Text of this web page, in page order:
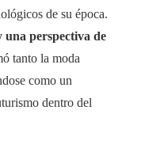
de su época.
perspectiva de
tanto la moda
como un
dentro del